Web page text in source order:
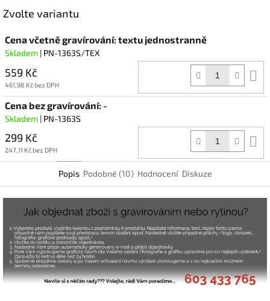
Zvolte variantu
Cena včetně gravírování: textu jednostranně
Skladem | PN-1363S/TEX
559 Kč
461,98 Kč bez DPH
Cena bez gravírování: -
Skladem | PN-1363S
299 Kč
247,11 Kč bez DPH
Popis Podobné (10) Hodnocení Diskuze